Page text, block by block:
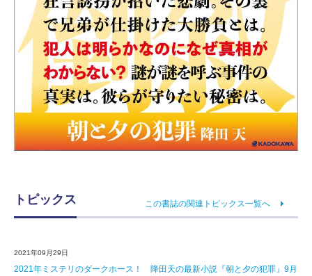
トピックス この書誌の関連トピックス一覧へ
2021年09月29日
2021年ミステリのダークホース！ 降田天の最新小説『朝と夕の犯罪』9月